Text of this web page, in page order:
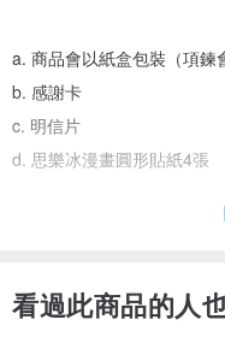
a. 商品會以紙盒包裝（項鍊
b. 感謝卡
c. 明信片
d. 思樂冰漫畫圓形貼紙4張
／手工品及耳環屬於衛生商
／商品照片可能因光線及電
看過此商品的人